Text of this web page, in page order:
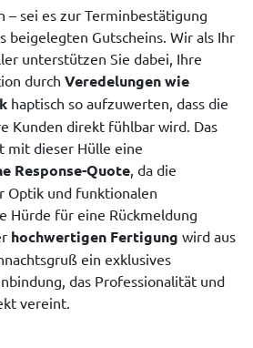
– sei es zur Terminbestätigung
beigelegten Gutscheins. Wir als Ihr
unterstützen Sie dabei, Ihre
durch Veredelungen wie
haptisch so aufzuwerten, dass die
Kunden direkt fühlbar wird. Das
mit dieser Hülle eine
Response-Quote , da die
Optik und funktionalen
Hürde für eine Rückmeldung
hochwertigen Fertigung wird aus
ein exklusives
das Professionalität und
vereint.